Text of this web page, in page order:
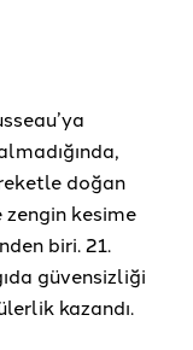
doğan
zengin kesime
biri. 21.
güvensizliği
kazandı.